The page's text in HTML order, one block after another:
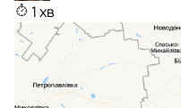
1 хв